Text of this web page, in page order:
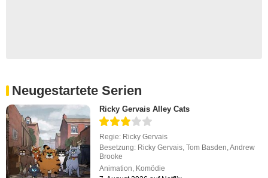
Neugestartete Serien
Ricky Gervais Alley Cats
Regie: Ricky Gervais
Besetzung: Ricky Gervais,Tom Basden,Andrew
Brooke
Animation, Komödie